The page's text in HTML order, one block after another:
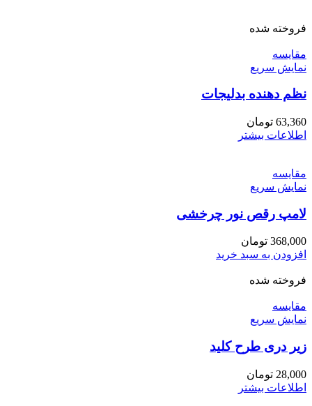
فروخته شده
مقايسه
نمایش سریع
نظم دهنده بدلیجات
63,360 تومان
اطلاعات بیشتر
مقايسه
نمایش سریع
لامپ رقص نور چرخشی
368,000 تومان
افزودن به سبد خرید
فروخته شده
مقايسه
نمایش سریع
زیر دری طرح کلید
28,000 تومان
اطلاعات بیشتر